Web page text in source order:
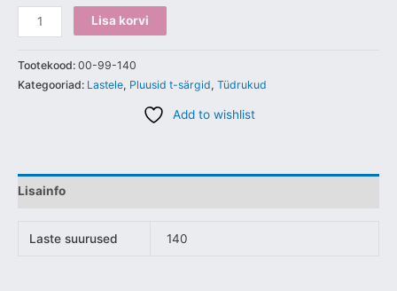
Lisa korvi
Tootekood: 00-99-140
Kategooriad: Lastele, Pluusid t-särgid, Tüdrukud
Add to wishlist
Lisainfo
Laste suurused 140